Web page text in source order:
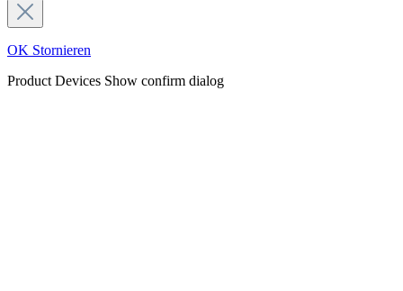
OK Stornieren
Product Devices Show confirm dialog